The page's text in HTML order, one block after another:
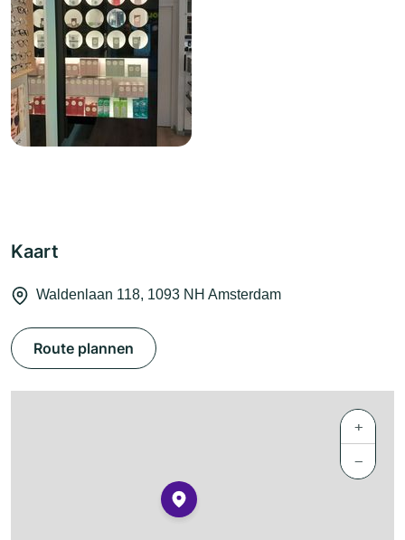
Kaart
Waldenlaan 118, 1093 NH Amsterdam
Route plannen
+
−